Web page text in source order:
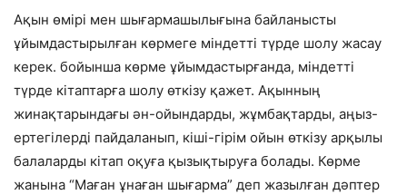
Ақын өмірі мен шығармашылығына байланысты
ұйымдастырылған көрмеге міндетті түрде шолу жасау
керек. бойынша көрме ұйымдастырғанда, міндетті
түрде кітаптарға шолу өткізу қажет. Ақынның
жинақтарындағы ән-ойындарды, жұмбақтарды, аңыз-
ертегілерді пайдаланып, кіші-гірім ойын өткізу арқылы
балаларды кітап оқуға қызықтыруға болады. Көрме
жанына “Маған ұнаған шығарма” деп жазылған дәптер